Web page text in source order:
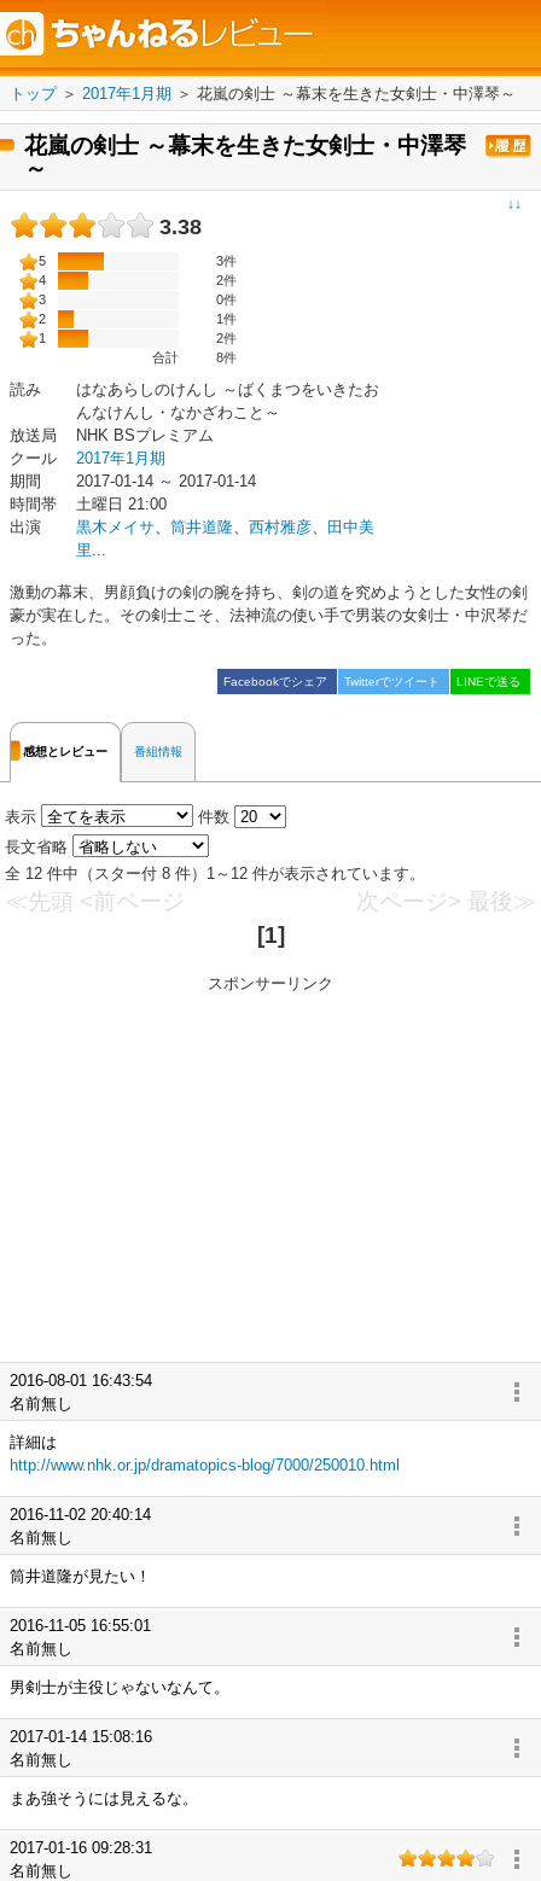
トップ＞ 2017年1月期 ＞ 花嵐の剣士 ～幕末を生きた女剣士・中澤琴～
花嵐の剣士 ～幕末を生きた女剣士・中澤琴
～
↓↓
3.38
5
3件
4
2件
3
0件
2
1件
1
2件
合計
8件
読み
はなあらしのけんし ～ばくまつをいきたお
んなけんし・なかざわこと～
放送局
NHK BSプレミアム
クール
2017年1月期
期間
2017-01-14 ～ 2017-01-14
時間帯
土曜日 21:00
出演
黒木メイサ、 筒井道隆、 西村雅彦、
田中美
里...
激動の幕末、男顔負けの剣の腕を持ち、剣の道を究めようとした女性の剣
豪が実在した。その剣士こそ、法神流の使い手で男装の女剣士・中沢琴だ
った。
Facebookでシェア Twitterでツイート LINEで送る
感想とレビュー 番組情報
表示
件数
長文省略
全 12 件中（スター付 8 件）1～12 件が表示されています。
≪先頭 <前ページ 次ページ> 最後≫
[1]
スポンサーリンク
2016-08-01 16:43:54
名前無し
詳細は
http://www.nhk.or.jp/dramatopics-blog/7000/250010.html
2016-11-02 20:40:14
名前無し
筒井道隆が見たい！
2016-11-05 16:55:01
名前無し
男剣士が主役じゃないなんて。
2017-01-14 15:08:16
名前無し
まあ強そうには見えるな。
2017-01-16 09:28:31
名前無し